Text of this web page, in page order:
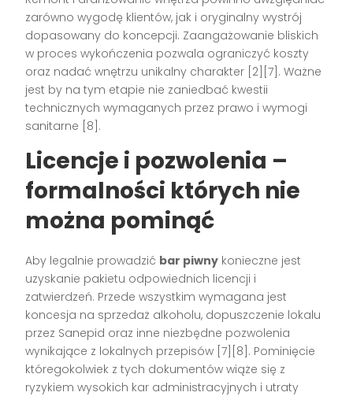
zarówno wygodę klientów, jak i oryginalny wystrój
dopasowany do koncepcji. Zaangażowanie bliskich
w proces wykończenia pozwala ograniczyć koszty
oraz nadać wnętrzu unikalny charakter [2][7] . Ważne
jest by na tym etapie nie zaniedbać kwestii
technicznych wymaganych przez prawo i wymogi
sanitarne [8] .
Licencje i pozwolenia –
formalności których nie
można pominąć
Aby legalnie prowadzić bar piwny konieczne jest
uzyskanie pakietu odpowiednich licencji i
zatwierdzeń. Przede wszystkim wymagana jest
koncesja na sprzedaż alkoholu, dopuszczenie lokalu
przez Sanepid oraz inne niezbędne pozwolenia
wynikające z lokalnych przepisów [7][8] . Pominięcie
któregokolwiek z tych dokumentów wiąże się z
ryzykiem wysokich kar administracyjnych i utraty